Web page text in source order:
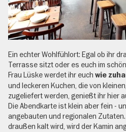
Ein echter Wohlfühlort: Egal ob ihr
Terrasse sitzt oder es euch im
Frau Lüske werdet ihr euch wie
und leckeren Kuchen, die von
zugeliefert werden, genießt ihr hier
Die Abendkarte ist klein aber fein -
angebauten und regionalen
draußen kalt wird, wird der Kamin